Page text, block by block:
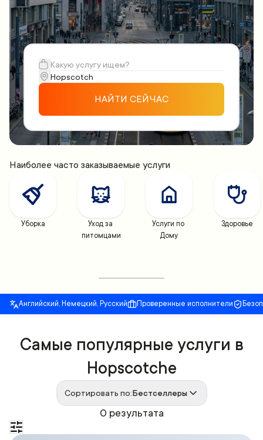
НАЙТИ СЕЙЧАС
Наиболее часто заказываемые услуги
Уборка
Уход за
питомцами
Услуги по
Дому
Здоровье
Английский, Немецкий, Русский Проверенные исполнители
0 результата
Самые популярные услуги в
Hopscotchе
Сортировать по:Бестселлеры